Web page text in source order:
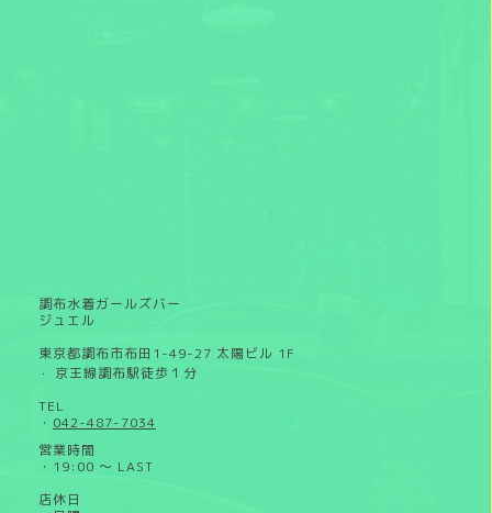
調布水着ガールズバー
ジュエル
東京都調布市布田1-49-27 太陽ビル 1F
・
京王線調布駅徒歩１分
TEL
・ 042-487-7034
営業時間
・19:00 ～ LAST
店休日